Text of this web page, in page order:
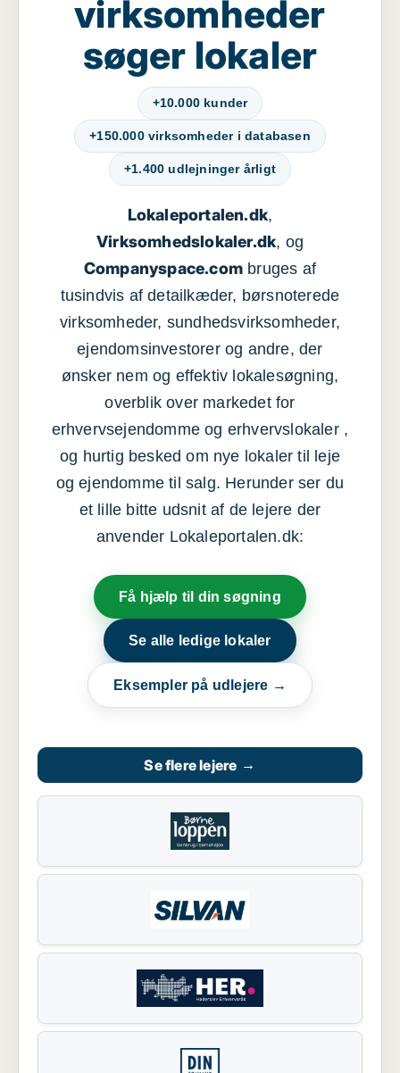
virksomheder
søger lokaler
+10.000 kunder
+150.000 virksomheder i databasen
+1.400 udlejninger årligt
Lokaleportalen.dk,
Virksomhedslokaler.dk, og
Companyspace.com bruges af
tusindvis af detailkæder, børsnoterede
virksomheder, sundhedsvirksomheder,
ejendomsinvestorer og andre, der
ønsker nem og effektiv lokalesøgning,
overblik over markedet for
erhvervsejendomme og erhvervslokaler ,
og hurtig besked om nye lokaler til leje
og ejendomme til salg. Herunder ser du
et lille bitte udsnit af de lejere der
anvender Lokaleportalen.dk:
Få hjælp til din søgning
Se alle ledige lokaler
Eksempler på udlejere →
Se flere lejere →